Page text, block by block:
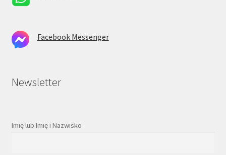
Facebook Messenger
Newsletter
Imię lub Imię i Nazwisko